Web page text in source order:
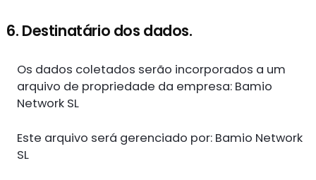
6. Destinatário dos dados.
Os dados coletados serão incorporados a um
arquivo de propriedade da empresa: Bamio
Network SL
Este arquivo será gerenciado por: Bamio Network
SL